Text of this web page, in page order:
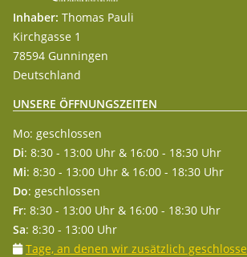
Inhaber: Thomas Pauli
Kirchgasse 1
78594 Gunningen
Deutschland
UNSERE ÖFFNUNGSZEITEN
Mo: geschlossen
Di: 8:30 - 13:00 Uhr & 16:00 - 18:30 Uhr
Mi: 8:30 - 13:00 Uhr & 16:00 - 18:30 Uhr
Do: geschlossen
Fr: 8:30 - 13:00 Uhr & 16:00 - 18:30 Uhr
Sa: 8:30 - 13:00 Uhr
Tage, an denen wir zusätzlich